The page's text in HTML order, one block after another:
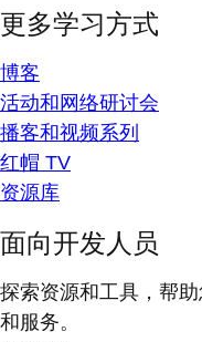
更多学习方式
博客
活动和网络研讨会
播客和视频系列
红帽 TV
资源库
面向开发人员
探索资源和工具，帮
和服务。